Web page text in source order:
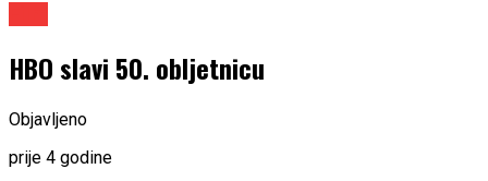
HBO slavi 50. obljetnicu
Objavljeno
prije 4 godine